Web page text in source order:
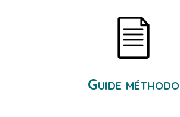
Guide méthodo